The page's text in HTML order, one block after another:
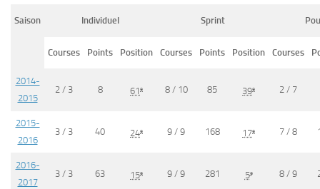
Saison Individuel Sprint
Courses Points Position Courses Points Position Courses
2014-
2015
2 / 3 8 61 e 8 / 10 85 39e 2 / 7
2015-
2016
3 / 3 40 24e 9 / 9 168 17e 7 / 8
2016-
2017
3 / 3 63 15e 9 / 9 281 5e 8 / 9